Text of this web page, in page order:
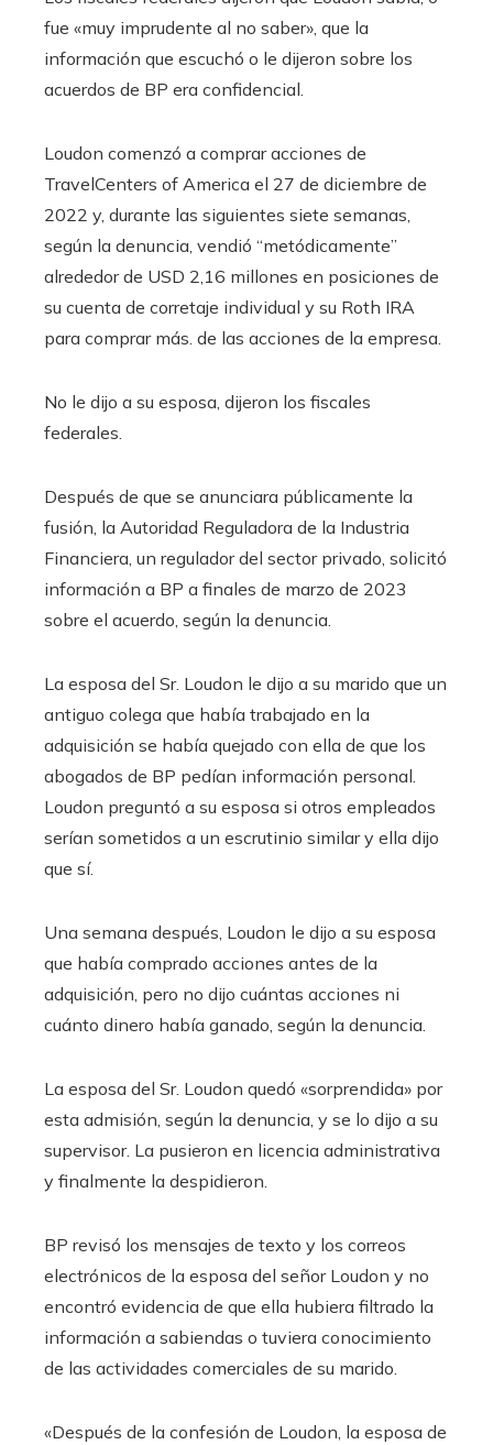
fue «muy imprudente al no saber», que la
información que escuchó o le dijeron sobre los
acuerdos de BP era confidencial.
Loudon comenzó a comprar acciones de
TravelCenters of America el 27 de diciembre de
2022 y, durante las siguientes siete semanas,
según la denuncia, vendió “metódicamente”
alrededor de USD 2,16 millones en posiciones de
su cuenta de corretaje individual y su Roth IRA
para comprar más. de las acciones de la empresa.
No le dijo a su esposa, dijeron los fiscales
federales.
Después de que se anunciara públicamente la
fusión, la Autoridad Reguladora de la Industria
Financiera, un regulador del sector privado, solicitó
información a BP a finales de marzo de 2023
sobre el acuerdo, según la denuncia.
La esposa del Sr. Loudon le dijo a su marido que un
antiguo colega que había trabajado en la
adquisición se había quejado con ella de que los
abogados de BP pedían información personal.
Loudon preguntó a su esposa si otros empleados
serían sometidos a un escrutinio similar y ella dijo
que sí.
Una semana después, Loudon le dijo a su esposa
que había comprado acciones antes de la
adquisición, pero no dijo cuántas acciones ni
cuánto dinero había ganado, según la denuncia.
La esposa del Sr. Loudon quedó «sorprendida» por
esta admisión, según la denuncia, y se lo dijo a su
supervisor. La pusieron en licencia administrativa
y finalmente la despidieron.
BP revisó los mensajes de texto y los correos
electrónicos de la esposa del señor Loudon y no
encontró evidencia de que ella hubiera filtrado la
información a sabiendas o tuviera conocimiento
de las actividades comerciales de su marido.
«Después de la confesión de Loudon, la esposa de